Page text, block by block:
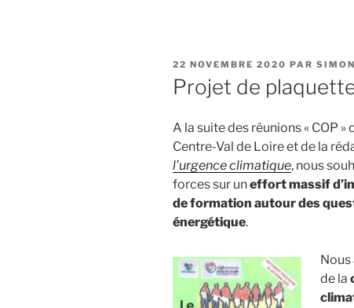
PUBLIÉ
LE
22 NOVEMBRE 2020 PAR
Projet de
A la suite des réunions « COP
Centre-Val de Loire et de la
l’urgence climatique, nous
forces sur uneffort massif
de formation autour des
énergétique.
de la